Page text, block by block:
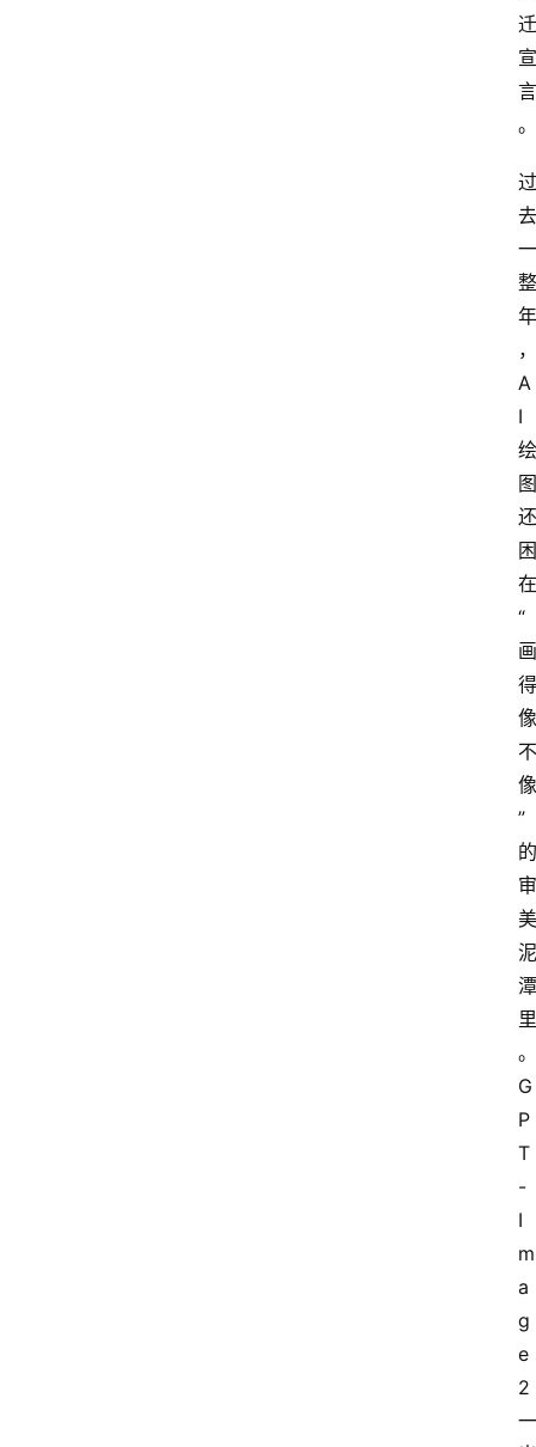
迁
宣
言
。
过
去
一
整
年
，
A
I
绘
图
还
困
在
“
画
得
像
不
像
”
的
审
美
泥
潭
里
。
G
P
T
-
I
m
a
g
e
2
一